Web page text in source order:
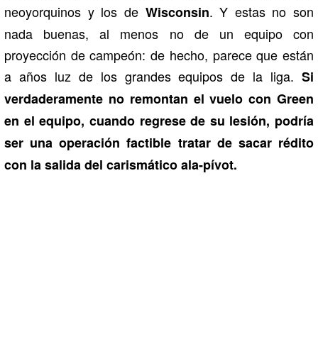
neoyorquinos y los de Wisconsin. Y estas no son
nada buenas, al menos no de un equipo con
proyección de campeón: de hecho, parece que están
a años luz de los grandes equipos de la liga. Si
verdaderamente no remontan el vuelo con Green
en el equipo, cuando regrese de su lesión, podría
ser una operación factible tratar de sacar rédito
con la salida del carismático ala-pívot.